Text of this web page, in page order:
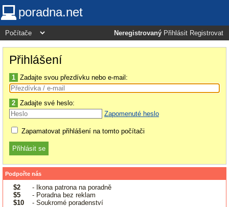
poradna.net
Neregistrovaný Přihlásit Registrovat
Přihlášení
1 Zadajte svou přezdívku nebo e-mail:
2 Zadajte své heslo:
Zapomenuté heslo
Zapamatovat přihlášení na tomto počítači
Podpořte nás
$2
- Ikona patrona na poradně
$5
- Poradna bez reklam
$10
- Soukromé poradenství